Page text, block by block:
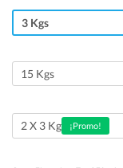
3 Kgs
15 Kgs
2 X 3 Kg ¡Promo!